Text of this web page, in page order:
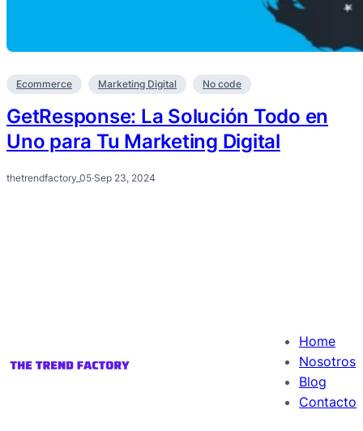
Ecommerce Marketing Digital No code
GetResponse: La Solución Todo en
Uno para Tu Marketing Digital
thetrendfactory_05·Sep 23, 2024
Home
Nosotros
Blog
Contacto